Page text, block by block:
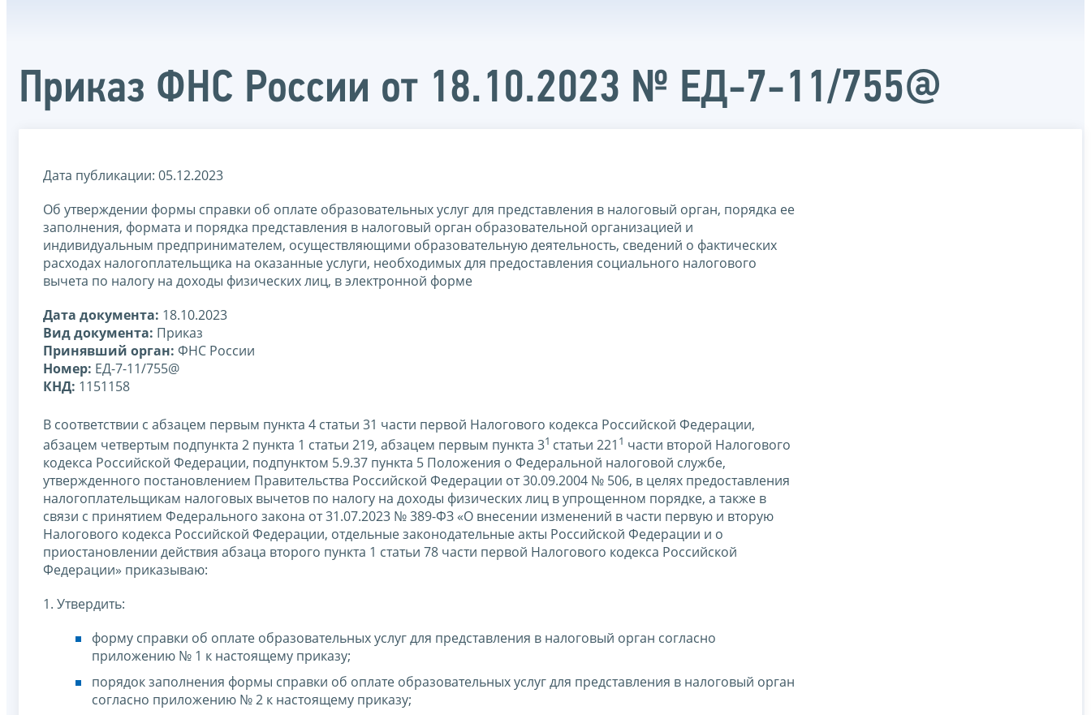
Приказ ФНС России от 18.10.2023 № ЕД-7-11/755@
Дата публикации: 05.12.2023
Об утверждении формы справки об оплате образовательных услуг для представления в налоговый орган, порядка ее
заполнения, формата и порядка представления в налоговый орган образовательной организацией и
индивидуальным предпринимателем, осуществляющими образовательную деятельность, сведений о фактических
расходах налогоплательщика на оказанные услуги, необходимых для предоставления социального налогового
вычета по налогу на доходы физических лиц, в электронной форме
Дата документа: 18.10.2023
Вид документа: Приказ
Принявший орган: ФНС России
Номер: ЕД-7-11/755@
КНД: 1151158
В соответствии с абзацем первым пункта 4 статьи 31 части первой Налогового кодекса Российской Федерации,
абзацем четвертым подпункта 2 пункта 1 статьи 219, абзацем первым пункта 31 статьи 221 1 части второй Налогового
кодекса Российской Федерации, подпунктом 5.9.37 пункта 5 Положения о Федеральной налоговой службе,
утвержденного постановлением Правительства Российской Федерации от 30.09.2004 № 506, в целях предоставления
налогоплательщикам налоговых вычетов по налогу на доходы физических лиц в упрощенном порядке, а также в
связи с принятием Федерального закона от 31.07.2023 № 389-ФЗ «О внесении изменений в части первую и вторую
Налогового кодекса Российской Федерации, отдельные законодательные акты Российской Федерации и о
приостановлении действия абзаца второго пункта 1 статьи 78 части первой Налогового кодекса Российской
Федерации» приказываю:
1. Утвердить:
форму справки об оплате образовательных услуг для представления в налоговый орган согласно
приложению № 1 к настоящему приказу;
порядок заполнения формы справки об оплате образовательных услуг для представления в налоговый орган
согласно приложению № 2 к настоящему приказу;